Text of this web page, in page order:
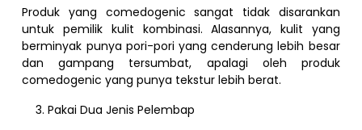
Produk yang comedogenic sangat tidak disarankan
untuk pemilik kulit kombinasi. Alasannya, kulit yang
berminyak punya pori-pori yang cenderung lebih besar
dan gampang tersumbat, apalagi oleh produk
comedogenic yang punya tekstur lebih berat.
Pakai Dua Jenis Pelembap